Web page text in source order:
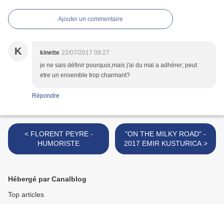
Ajouter un commentaire
K kinette 22/07/2017 09:27
je ne sais définir pourquoi,mais j'ai du mal a adhérer; peut
etre un ensemble trop charmant?
Répondre
< FLORENT PEYRE -
HUMORISTE
"ON THE MILKY ROAD" -
2017 EMIR KUSTURICA >
Hébergé par Canalblog
Top articles